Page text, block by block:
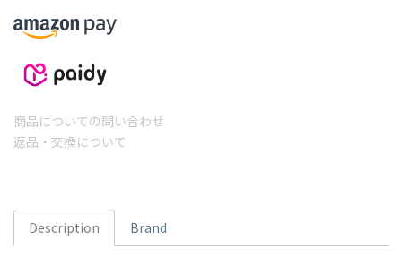
商品についての問い合わせ
返品・交換について
Description Brand